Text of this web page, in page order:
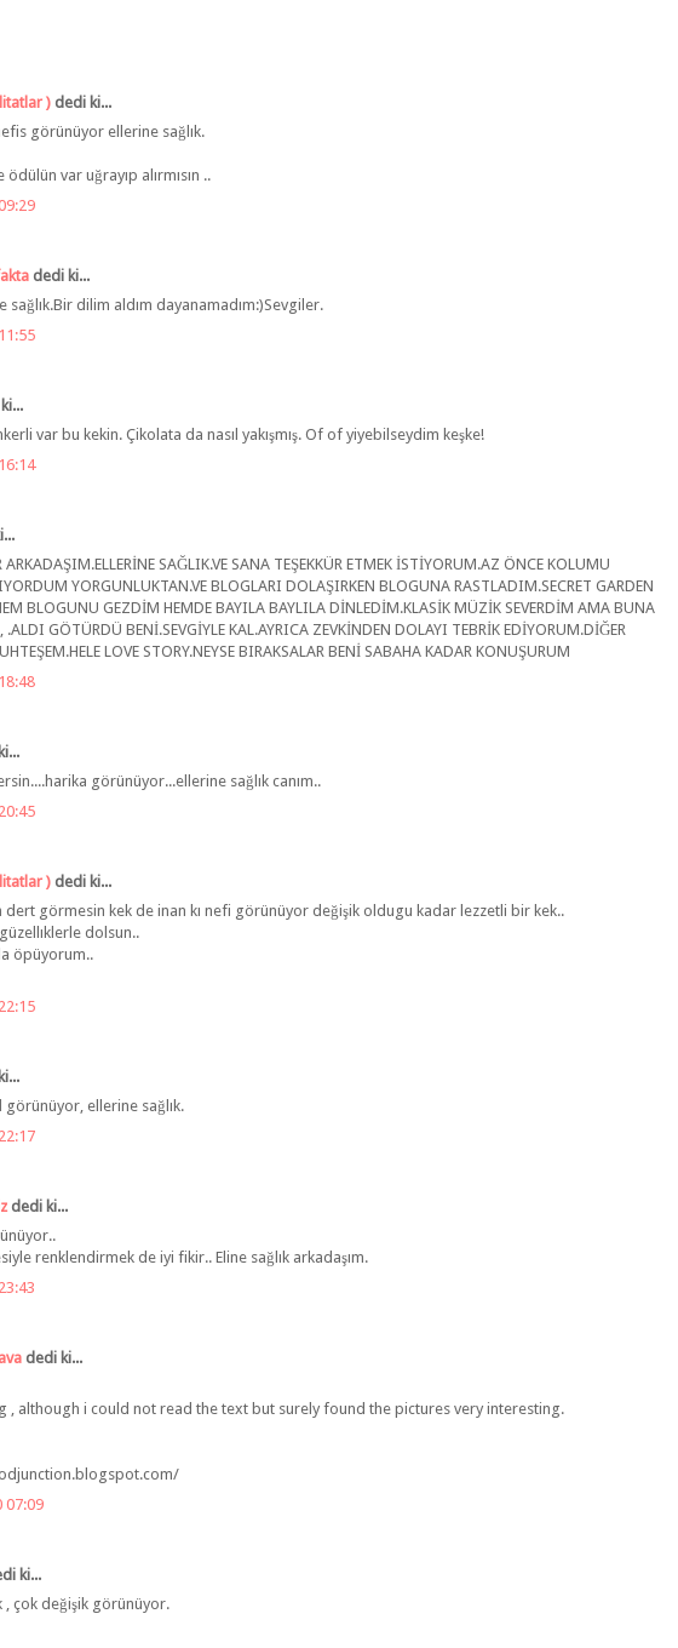
) dedi ki...
görünüyor ellerine sağlık.
ödülün var uğrayıp alırmısın ..
dedi ki...
sağlık.Bir dilim aldım dayanamadım:)Sevgiler.
var bu kekin. Çikolata da nasıl yakışmış. Of of yiyebilseydim keşke!
ARKADAŞIM.ELLERİNE SAĞLIK.VE SANA TEŞEKKÜR ETMEK İSTİYORUM.AZ ÖNCE KOLUMU
YORGUNLUKTAN.VE BLOGLARI DOLAŞIRKEN BLOGUNA RASTLADIM.SECRET GARDEN
BLOGUNU GEZDİM HEMDE BAYILA BAYLILA DİNLEDİM.KLASİK MÜZİK SEVERDİM AMA BUNA
GÖTÜRDÜ BENİ.SEVGİYLE KAL.AYRICA ZEVKİNDEN DOLAYI TEBRİK EDİYORUM.DİĞER
LOVE STORY.NEYSE BIRAKSALAR BENİ SABAHA KADAR KONUŞURUM
görünüyor...ellerine sağlık canım..
) dedi ki...
dert görmesin kek de inan kı nefi görünüyor değişik oldugu kadar lezzetli bir kek..
dolsun..
öpüyorum..
görünüyor, ellerine sağlık.
dedi ki...
renklendirmek de iyi fikir.. Eline sağlık arkadaşım.
dedi ki...
, although i could not read the text but surely found the pictures very interesting.
07:09
ki...
, çok değişik görünüyor.